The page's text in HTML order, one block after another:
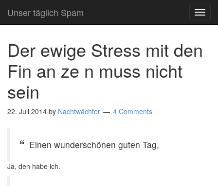
Unser täglich Spam
Der ewige Stress mit den
Fin an ze n muss nicht
sein
22. Juli 2014 by Nachtwächter 4 Comments
Einen wunderschönen guten Tag,
Ja, den habe ich.